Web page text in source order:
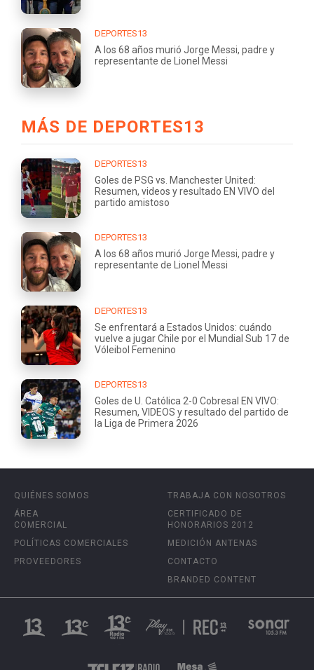
DEPORTES13
A los 68 años murió Jorge Messi, padre y
representante de Lionel Messi
MÁS DE DEPORTES13
DEPORTES13
Goles de PSG vs. Manchester United:
Resumen, videos y resultado EN VIVO del
partido amistoso
DEPORTES13
A los 68 años murió Jorge Messi, padre y
representante de Lionel Messi
DEPORTES13
Se enfrentará a Estados Unidos: cuándo
vuelve a jugar Chile por el Mundial Sub 17 de
Vóleibol Femenino
DEPORTES13
Goles de U. Católica 2-0 Cobresal EN VIVO:
Resumen, VIDEOS y resultado del partido de
la Liga de Primera 2026
QUIÉNES SOMOS
ÁREA
COMERCIAL
POLÍTICAS COMERCIALES
PROVEEDORES
TRABAJA CON NOSOTROS
CERTIFICADO DE
HONORARIOS 2012
MEDICIÓN ANTENAS
CONTACTO
BRANDED CONTENT